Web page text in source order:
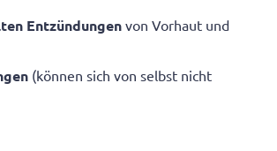
Entzündungen von Vorhaut und
(können sich von selbst nicht